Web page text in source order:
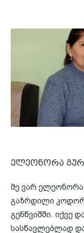
ელეონორა
მე ვარ
გაზრდილი
გენწვიშში. იქვე
სასწავლებლად